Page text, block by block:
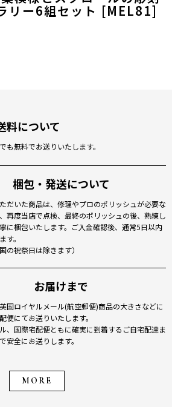
リー6組セット [MEL81]
料について
も無料でお送りいたします。
梱包・発送について
だいた商品は、修理やプロのポリッシュが必要な
再度当店で点検、最終のポリッシュの後、熟練し
に梱包いたします。ご入金確認後、通常5日以内
す。
の祝祭日は除きます）
お届けまで
国ロイヤルメール(航空郵便)商品の大きさなどに
便にてお送りいたします。
、国際宅配便ともに確実に到着するご自宅配達ま
安全にお送りします。
MORE